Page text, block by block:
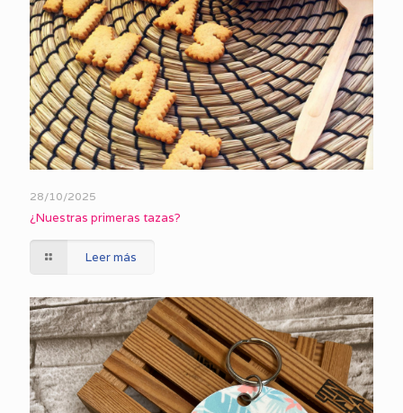
28/10/2025
¿Nuestras primeras tazas?
Leer más